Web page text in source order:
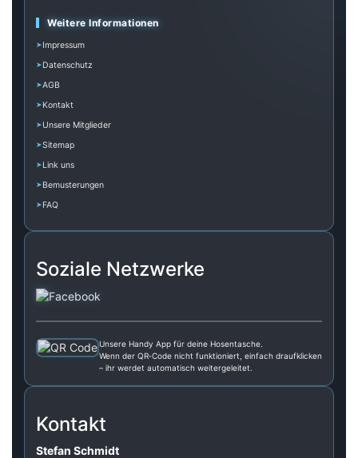
Weitere Informationen
Impressum
Datenschutz
AGB
Kontakt
Unsere Mitglieder
Sitemap
Link uns
Bemusterungen
FAQ
Soziale Netzwerke
Unsere Handy App für deine Hosentasche.
Wenn der QR‑Code nicht funktioniert, einfach draufklicken
– ihr werdet automatisch weitergeleitet.
Kontakt
Stefan Schmidt